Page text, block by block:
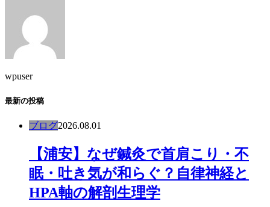
wpuser
最新の投稿
ブログ2026.08.01
【浦安】なぜ鍼灸で首肩こり・不
眠・吐き気が和らぐ？自律神経と
HPA軸の解剖生理学